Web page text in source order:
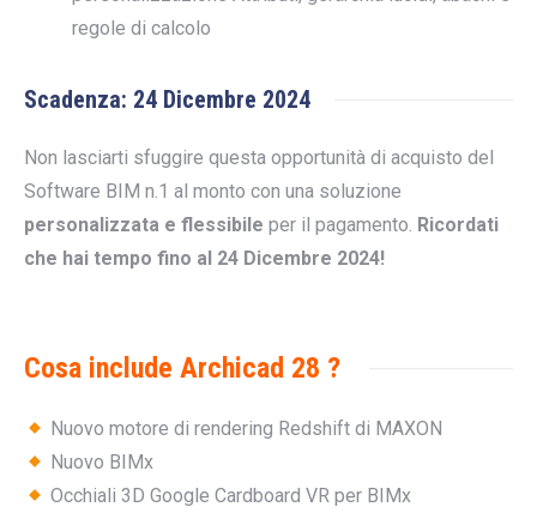
regole di calcolo
Scadenza: 24 Dicembre 2024
Non lasciarti sfuggire questa opportunità di acquisto del
Software BIM n.1 al monto con una soluzione
personalizzata e flessibile per il pagamento. Ricordati
che hai tempo fino al 24 Dicembre 2024!
Cosa include Archicad 28 ?
Nuovo motore di rendering Redshift di MAXON
Nuovo BIMx
Occhiali 3D Google Cardboard VR per BIMx